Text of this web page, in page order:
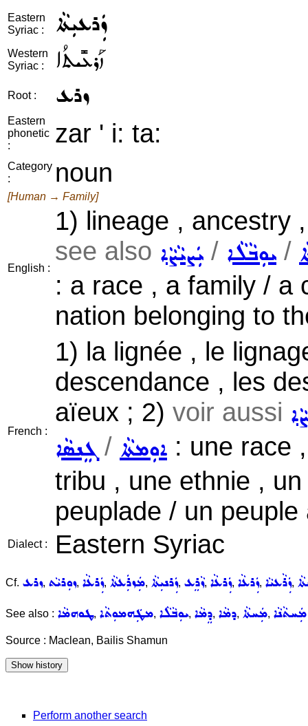
Eastern
Syriac :
ܙܲܪܥܝܼܬܵܐ
Western
Syriac :
ܙܰܪܥܺܝܬܳܐ
Root : ܙܪܥ
Eastern
phonetic
:
zar ' i: ta:
Category
:
noun
[Human → Family]
English :
1) lineage , ancestry
see also ܝܲܨܝܵܨܵܐ / ܝܘܼܒܵܠܵܐ /
: a race , a family / a
nation belonging to
French :
1) la lignée , le
descendance , les
aïeux ; 2) voir aussi
ܓܸܢܣܵܐ / ܐܘܼܡܬܵܐ : une race
tribu , une ethnie ,
peuplade / un
Dialect : Eastern Syriac
Cf. ܙܪܥ, ܙܘܼܪܝܵܬ, ܙܲܪܥܵܐ, ܡܲܙܪܲܥܬܵܐ, ܙܲܪܢܝܼܬܵܐ, ܙܵܪܸܥ, ܙܲܪܥܵܐ, ܙܲܪܥܵܐ, ܙܲܪܵܥܝܵܐ,
See also : ܛܘܗܡܵܐ, ܡܛܲܗܡܘܼܬܵܐ, ܝܘܼܒܵܠܵܐ, ܕܸܡܵܐ, ܕܡܵܐ, ܡܲܚܬܵܐ, ܡܲܚܬܵܢܵܐ
Source : Maclean, Bailis Shamun
Perform another search